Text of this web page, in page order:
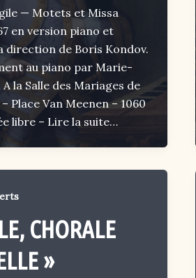
— Motets et Missa
en version piano et
direction de Boris Kondov.
au piano par Marie-
la Salle des Mariages de
Place Van Meenen – 1060
libre – Lire la suite…
CHORALE
»